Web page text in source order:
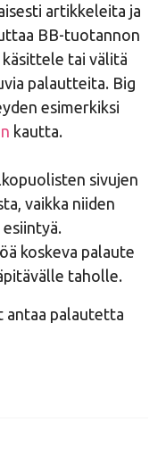
artikkeleita ja
BB-tuotannon
käsittele tai välitä
palautteita. Big
esimerkiksi
kautta.
sivujen
vaikka niiden
koskeva palaute
taholle.
antaa palautetta